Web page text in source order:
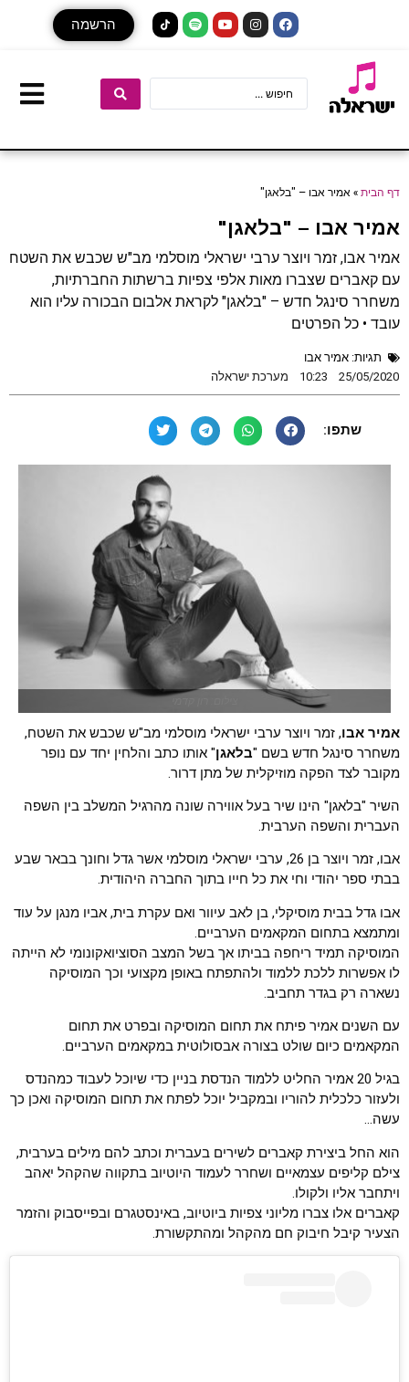
הרשמה
דף הבית» אמיר אבו – "בלאגן"
אמיר אבו – "בלאגן"
אמיר אבו, זמר ויוצר ערבי ישראלי מוסלמי מב"ש שכבש את השטח
עם קאברים שצברו מאות אלפי צפיות ברשתות החברתיות,
משחרר סינגל חדש – "בלאגן" לקראת אלבום הבכורה עליו הוא
עובד • כל הפרטים
תגיות: אמיר אבו
25/05/2020
10:23 מערכת ישראלה
שתפו:
אמיר אבו, זמר ויוצר ערבי ישראלי מוסלמי מב"ש שכבש את השטח,
משחרר סינגל חדש בשם "בלאגן" אותו כתב והלחין יחד עם נופר
מקובר לצד הפקה מוזיקלית של מתן דרור.
השיר "בלאגן" הינו שיר בעל אווירה שונה מהרגיל המשלב בין השפה
העברית והשפה הערבית.
אבו, זמר ויוצר בן 26, ערבי ישראלי מוסלמי אשר גדל וחונך בבאר שבע
בבתי ספר יהודי וחי את כל חייו בתוך החברה היהודית.
אבו גדל בבית מוסיקלי, בן לאב עיוור ואם עקרת בית, אביו מנגן על עוד
ומתמצא בתחום המקאמים הערביים.
המוסיקה תמיד ריחפה בביתו אך בשל המצב הסוציואקונומי לא הייתה
לו אפשרות ללכת ללמוד ולהתפתח באופן מקצועי וכך המוסיקה
נשארה רק בגדר תחביב.
עם השנים אמיר פיתח את תחום המוסיקה ובפרט את תחום
המקאמים כיום שולט בצורה אבסולוטית במקאמים הערביים.
בגיל 20 אמיר החליט ללמוד הנדסת בניין כדי שיוכל לעבוד כמהנדס
ולעזור כלכלית להוריו ובמקביל יוכל לפתח את תחום המוסיקה ואכן כך
עשה…
הוא החל ביצירת קאברים לשירים בעברית וכתב להם מילים בערבית,
צילם קליפים עצמאיים ושחרר לעמוד היוטיוב בתקווה שהקהל יאהב
ויתחבר אליו ולקולו.
קאברים אלו צברו מליוני צפיות ביוטיוב, באינסטגרם ובפייסבוק והזמר
הצעיר קיבל חיבוק חם מהקהל ומהתקשורת.